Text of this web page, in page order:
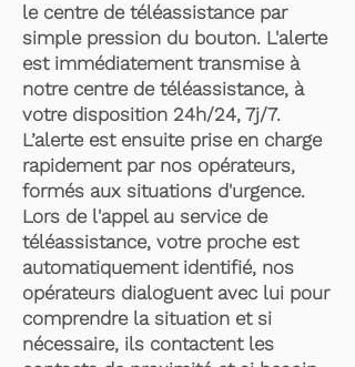
le centre de téléassistance par
simple pression du bouton. L'alerte
est immédiatement transmise à
notre centre de téléassistance, à
votre disposition 24h/24, 7j/7.
L’alerte est ensuite prise en charge
rapidement par nos opérateurs,
formés aux situations d'urgence.
Lors de l'appel au service de
téléassistance, votre proche est
automatiquement identifié, nos
opérateurs dialoguent avec lui pour
comprendre la situation et si
nécessaire, ils contactent les